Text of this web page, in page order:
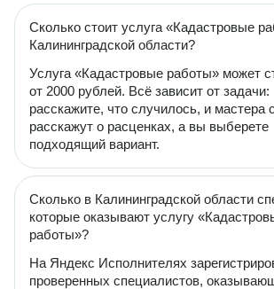
Сколько стоит услуга «Кадастровые
Калининградской области?
Услуга «Кадастровые работы» может
от 2000 рублей. Всё зависит от задачи:
расскажите, что случилось, и мастера
расскажут о расценках, а вы выберете
подходящий вариант.
Сколько в Калининградской области
которые оказывают услугу
работы»?
На Яндекс Исполнителях
проверенных специалистов,